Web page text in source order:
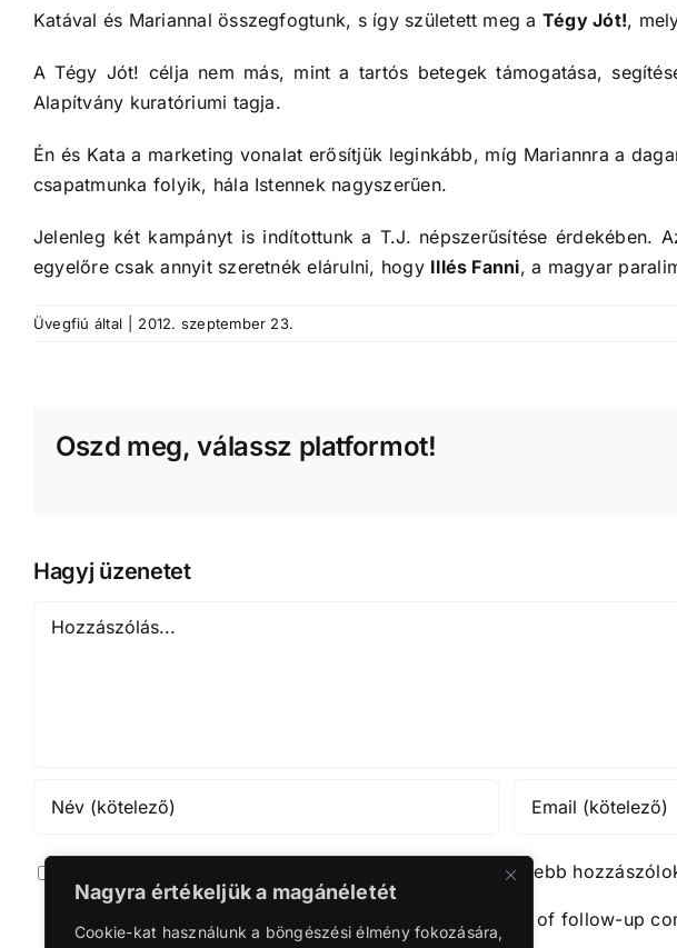
Nagyra értékeljük a magánéletét
Cookie-kat használunk a böngészési élmény fokozására,
Katával és Mariannal összegfogtunk, s így született meg a Tégy Jót!,
A Tégy Jót! célja nem más, mint a tartós betegek támogatása,
Alapítvány kuratóriumi tagja.
Én és Kata a marketing vonalat erősítjük leginkább, míg Mariannra a
csapatmunka folyik, hála Istennek nagyszerűen.
Jelenleg két kampányt is indítottunk a T.J. népszerűsítése érdekében.
egyelőre csak annyit szeretnék elárulni, hogy Illés Fanni, a magyar
Üvegfiú által 2012. szeptember 23.
Oszd meg, válassz platformot!
Hagyj üzenetet
Hozzászólás
Jegyezze meg a nevet, emailt és webcímet ha legközelebb
Notify me of follow-up